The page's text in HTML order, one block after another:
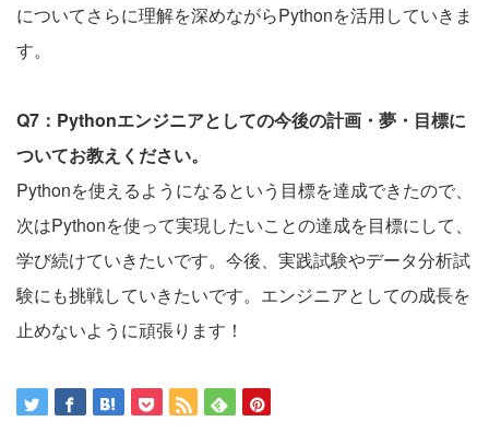
についてさらに理解を深めながらPythonを活用していきま
す。
Q7：Pythonエンジニアとしての今後の計画・夢・目標に
ついてお教えください。
Pythonを使えるようになるという目標を達成できたので、
次はPythonを使って実現したいことの達成を目標にして、
学び続けていきたいです。今後、実践試験やデータ分析試
験にも挑戦していきたいです。エンジニアとしての成長を
止めないように頑張ります！